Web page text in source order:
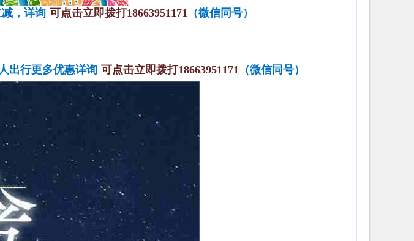
，详询 可点击立即拨打18663951171 （微信同号）
出行更多优惠详询 可点击立即拨打18663951171 （微信同号）